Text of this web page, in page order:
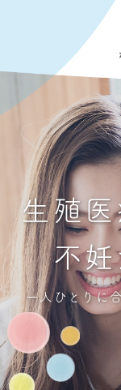
生殖
不
一人ひとりに